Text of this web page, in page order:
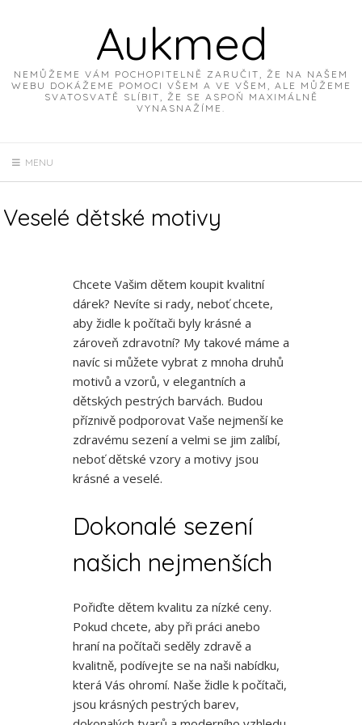
Aukmed
NEMŮŽEME VÁM POCHOPITELNĚ ZARUČIT, ŽE NA NAŠEM
WEBU DOKÁŽEME POMOCI VŠEM A VE VŠEM, ALE MŮŽEME
SVATOSVATĚ SLÍBIT, ŽE SE ASPOŇ MAXIMÁLNĚ
VYNASNAŽÍME.
MENU
Veselé dětské motivy
Chcete Vašim dětem koupit kvalitní
dárek? Nevíte si rady, neboť chcete,
aby židle k počítači byly krásné a
zároveň zdravotní? My takové máme a
navíc si můžete vybrat z mnoha druhů
motivů a vzorů, v elegantních a
dětských pestrých barvách. Budou
příznivě podporovat Vaše nejmenší ke
zdravému sezení a velmi se jim zalíbí,
neboť dětské vzory a motivy jsou
krásné a veselé.
Dokonalé sezení
našich nejmenších
Pořiďte dětem kvalitu za nízké ceny.
Pokud chcete, aby při práci anebo
hraní na počítači seděly zdravě a
kvalitně, podívejte se na naši nabídku,
která Vás ohromí. Naše židle k počítači,
jsou krásných pestrých barev,